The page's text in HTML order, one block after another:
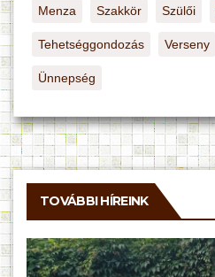
Menza Szakkör Szülői
Tehetséggondozás Verseny
Ünnepség
TOVÁBBI HÍREINK